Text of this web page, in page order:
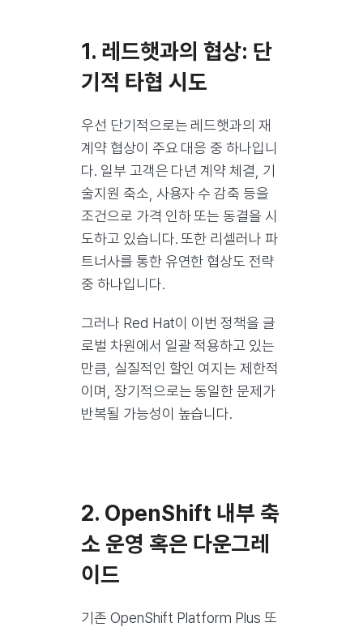
1. 레드햇과의 협상: 단
기적 타협 시도
우선 단기적으로는 레드햇과의 재
계약 협상이 주요 대응 중 하나입니
다. 일부 고객은 다년 계약 체결, 기
술지원 축소, 사용자 수 감축 등을
조건으로 가격 인하 또는 동결을 시
도하고 있습니다. 또한 리셀러나 파
트너사를 통한 유연한 협상도 전략
중 하나입니다.
그러나 Red Hat이 이번 정책을 글
로벌 차원에서 일괄 적용하고 있는
만큼, 실질적인 할인 여지는 제한적
이며, 장기적으로는 동일한 문제가
반복될 가능성이 높습니다.
2. OpenShift 내부 축
소 운영 혹은 다운그레
이드
기존 OpenShift Platform Plus 또